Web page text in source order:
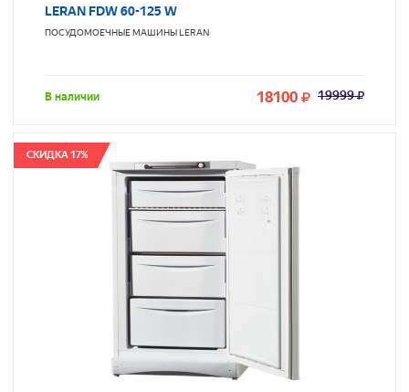
LERAN FDW 60-125 W
ПОСУДОМОЕЧНЫЕ МАШИНЫLERAN
В наличии 18100 19999
СКИДКА 17%